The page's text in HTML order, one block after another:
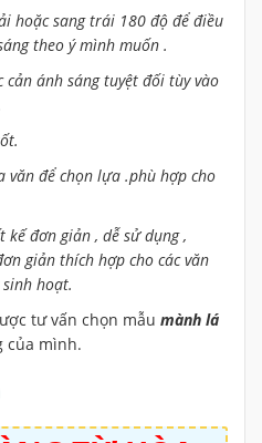
hoặc sang trái 180 độ để điều
theo ý mình muốn .
ánh sáng tuyệt đối tùy vào
văn để chọn lựa .phù hợp cho
đơn giản , dễ sử dụng ,
giản thích hợp cho các văn
hoạt.
tư vấn chọn mẫu mành lá
của mình.